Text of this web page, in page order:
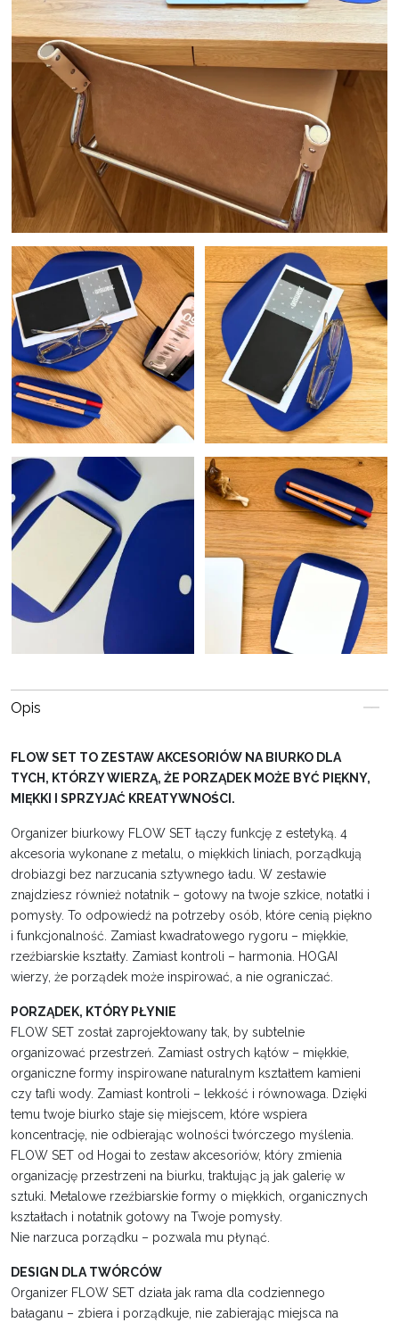
Opis
FLOW SET TO ZESTAW AKCESORIÓW NA BIURKO DLA
TYCH, KTÓRZY WIERZĄ, ŻE PORZĄDEK MOŻE BYĆ PIĘKNY,
MIĘKKI I SPRZYJAĆ KREATYWNOŚCI.
Organizer biurkowy FLOW SET łączy funkcję z estetyką. 4
akcesoria wykonane z metalu, o miękkich liniach, porządkują
drobiazgi bez narzucania sztywnego ładu. W zestawie
znajdziesz również notatnik – gotowy na twoje szkice, notatki i
pomysły. To odpowiedź na potrzeby osób, które cenią piękno
i funkcjonalność. Zamiast kwadratowego rygoru – miękkie,
rzeźbiarskie kształty. Zamiast kontroli – harmonia. HOGAI
wierzy, że porządek może inspirować, a nie ograniczać.
PORZĄDEK, KTÓRY PŁYNIE
FLOW SET został zaprojektowany tak, by subtelnie
organizować przestrzeń. Zamiast ostrych kątów – miękkie,
organiczne formy inspirowane naturalnym kształtem kamieni
czy tafli wody. Zamiast kontroli – lekkość i równowaga. Dzięki
temu twoje biurko staje się miejscem, które wspiera
koncentrację, nie odbierając wolności twórczego myślenia.
FLOW SET od Hogai to zestaw akcesoriów, który zmienia
organizację przestrzeni na biurku, traktując ją jak galerię w
sztuki. Metalowe rzeźbiarskie formy o miękkich, organicznych
kształtach i notatnik gotowy na Twoje pomysły.
Nie narzuca porządku – pozwala mu płynąć.
DESIGN DLA TWÓRCÓW
Organizer FLOW SET działa jak rama dla codziennego
bałaganu – zbiera i porządkuje, nie zabierając miejsca na